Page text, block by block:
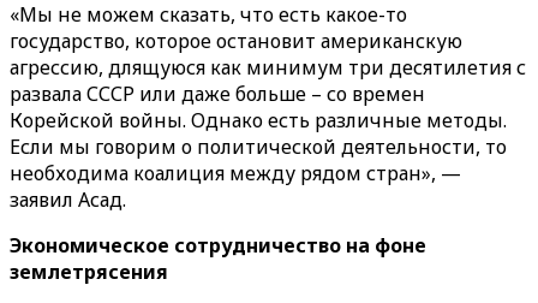
«‎‎Мы не можем сказать, что есть какое-то
государство, которое остановит американскую
агрессию, длящуюся как минимум три десятилетия с
развала СССР или даже больше – со времен
Корейской войны. Однако есть различные методы.
Если мы говорим о политической деятельности, то
необходима коалиция между рядом стран»‎, —
заявил Асад.
Экономическое сотрудничество на фоне
землетрясения